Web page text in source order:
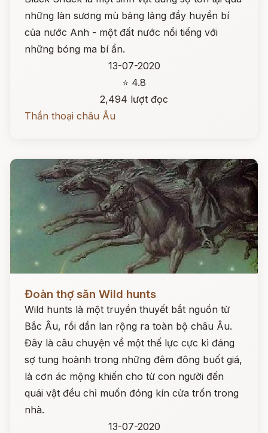
những làn sương mù bảng lảng đầy huyền bí
của nước Anh - một đất nước nổi tiếng với
những bóng ma bí ẩn.
13-07-2020
⭐ 4.8
2,494 lượt đọc
Thần thoại châu Âu
Đoàn thợ săn Wild hunts
Wild hunts là một truyền thuyết bắt nguồn từ
Bắc Âu, rồi dần lan rộng ra toàn bộ châu Âu.
Đây là câu chuyện về một thế lực cực kì đáng
sợ tung hoành trong những đêm đông buốt giá,
là cơn ác mộng khiến cho từ con người đến
quái vật đều chỉ muốn đóng kín cửa trốn trong
nhà.
13-07-2020